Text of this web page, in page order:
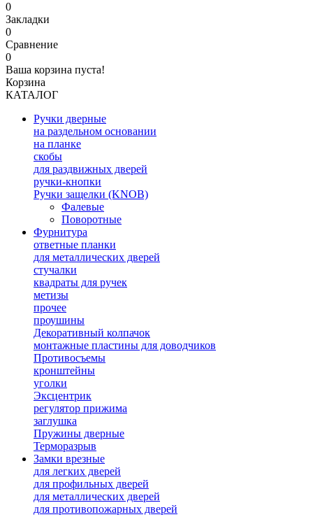
0
Закладки
0
Сравнение
0
Ваша корзина пуста!
Корзина
КАТАЛОГ
Ручки дверные
на раздельном основании
на планке
скобы
для раздвижных дверей
ручки-кнопки
Ручки защелки (KNOB)
Фалевые
Поворотные
Фурнитура
ответные планки
для металлических дверей
стучалки
квадраты для ручек
метизы
прочее
проушины
Декоративный колпачок
монтажные пластины для доводчиков
Противосъемы
кронштейны
уголки
Эксцентрик
регулятор прижима
заглушка
Пружины дверные
Терморазрыв
Замки врезные
для легких дверей
для профильных дверей
для металлических дверей
для противопожарных дверей